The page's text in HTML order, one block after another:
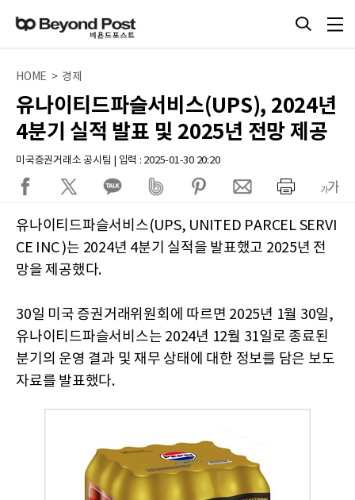
HOME > 경제
유나이티드파슬서비스(UPS), 2024년
4분기 실적 발표 및 2025년 전망 제공
미국증권거래소 공시팀 | 입력 : 2025-01-30 20:20
유나이티드파슬서비스(UPS, UNITED PARCEL SERVI
CE INC )는 2024년 4분기 실적을 발표했고 2025년 전
망을 제공했다.
30일 미국 증권거래위원회에 따르면 2025년 1월 30일,
유나이티드파슬서비스는 2024년 12월 31일로 종료된
분기의 운영 결과 및 재무 상태에 대한 정보를 담은 보도
자료를 발표했다.